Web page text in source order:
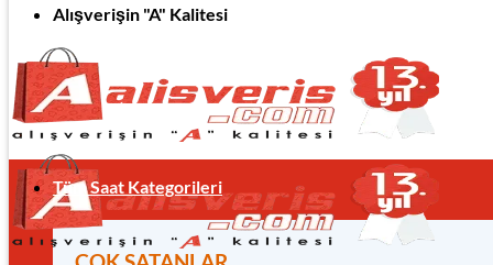
Alışverişin "A" Kalitesi
Tüm Saat Kategorileri